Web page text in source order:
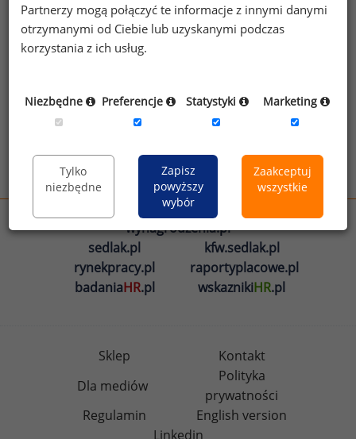
Wyrażam zgodę na przetwarzanie moich
danych osobowych zawartych w formularzu
przez Sedlak &Sedlak sp. z o.o. sp. k. w celu
Oświadczam, że zapoznałem się z treścią
informacji na temat przetwarzania
Wyślij
wynagrodzenia.pl
sedlak.pl
kfw.sedlak.pl
rynekpracy.pl
raportyplacowe.pl
badaniaHR.pl wskaznikiHR.pl
Sklep
Kontakt
Dla mediów
Polityka
prywatności
Regulamin
English version
Linkedin
Partnerzy mogą połączyć te informacje z innymi danymi
otrzymanymi od Ciebie lub uzyskanymi podczas
korzystania z ich usług.
Niezbędne Preferencje Statystyki Marketing
Tylko
niezbędne
Zapisz
powyższy
wybór
Zaakceptuj
wszystkie